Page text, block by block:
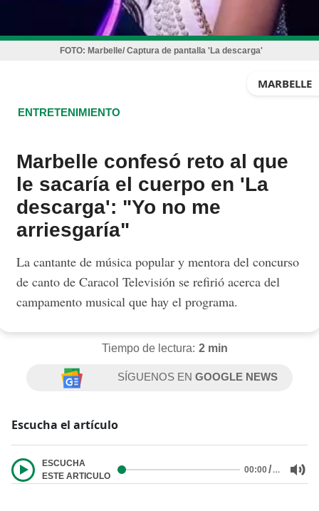
FOTO: Marbelle/ Captura de pantalla 'La descarga'
MARBELLE
ENTRETENIMIENTO
Marbelle confesó reto al que
le sacaría el cuerpo en 'La
descarga': "Yo no me
arriesgaría"
La cantante de música popular y mentora del concurso
de canto de Caracol Televisión se refirió acerca del
campamento musical que hay el programa.
Tiempo de lectura: 2 min
SÍGUENOS ENGOOGLE NEWS
Escucha el artículo
ESCUCHA
ESTE ARTICULO
00:00/…